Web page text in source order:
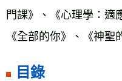
門課》、《心理學：適
《全部的你》、《神聖
目錄